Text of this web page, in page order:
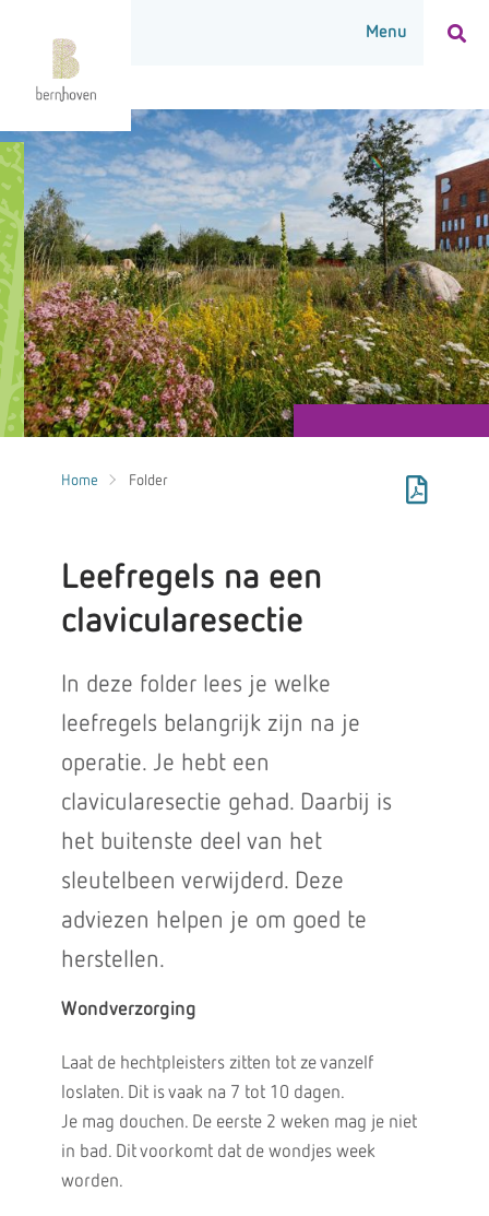
Home Folder
Leefregels na een
clavicularesectie
In deze folder lees je welke
leefregels belangrijk zijn na je
operatie. Je hebt een
clavicularesectie gehad. Daarbij is
het buitenste deel van het
sleutelbeen verwijderd. Deze
adviezen helpen je om goed te
herstellen.
Wondverzorging
Laat de hechtpleisters zitten tot ze vanzelf
loslaten. Dit is vaak na 7 tot 10 dagen.
Je mag douchen. De eerste 2 weken mag je niet
in bad. Dit voorkomt dat de wondjes week
worden.